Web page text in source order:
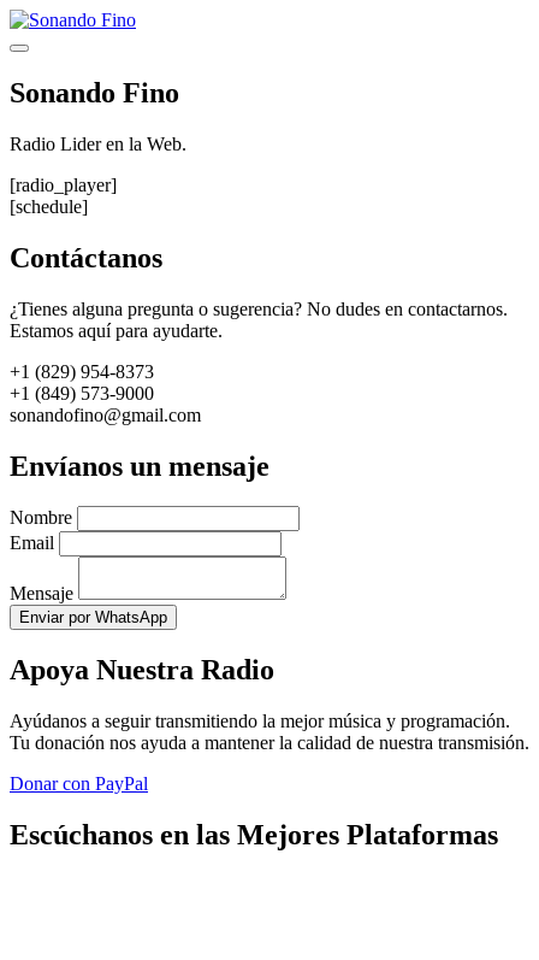
Saltar
al
Menú
Sonando Fino
Radio Lider en la Web.
[radio_player]
[schedule]
Contáctanos
¿Tienes alguna pregunta o sugerencia? No dudes en contactarnos.
Estamos aquí para ayudarte.
+1 (829) 954-8373
+1 (849) 573-9000
sonandofino@gmail.com
Envíanos un mensaje
Nombre
Email
Mensaje
Enviar por WhatsApp
Apoya Nuestra Radio
Ayúdanos a seguir transmitiendo la mejor música y programación.
Tu donación nos ayuda a mantener la calidad de nuestra transmisión.
Donar con PayPal
Escúchanos en las Mejores Plataformas